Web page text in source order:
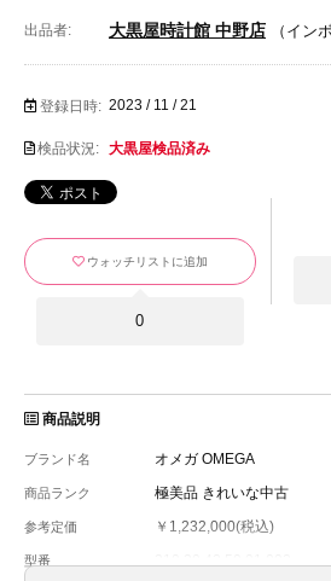
出品者: 大黒屋時計館 中野店 （イン
登録日時: 2023 / 11 / 21
検品状況: 大黒屋検品済み
ウォッチリストに追加
0
商品説明
ブランド名 オメガ OMEGA
商品ランク 極美品 きれいな中古
参考定価 ￥1,232,000(税込)
型番